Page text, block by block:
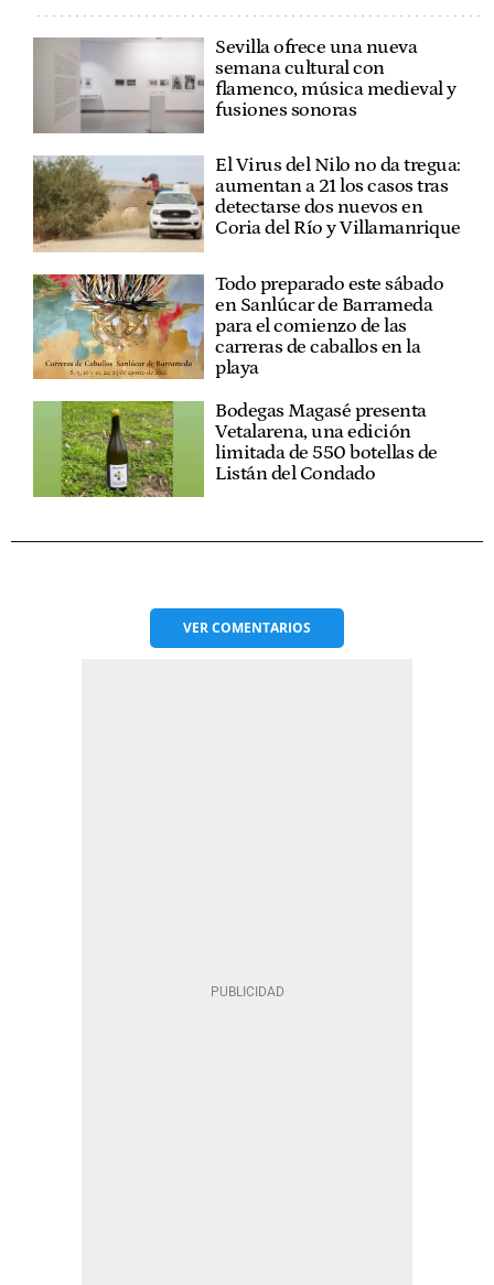
Sevilla ofrece una nueva
semana cultural con
flamenco, música medieval y
fusiones sonoras
El Virus del Nilo no da tregua:
aumentan a 21 los casos tras
detectarse dos nuevos en
Coria del Río y Villamanrique
Todo preparado este sábado
en Sanlúcar de Barrameda
para el comienzo de las
carreras de caballos en la
playa
Bodegas Magasé presenta
Vetalarena, una edición
limitada de 550 botellas de
Listán del Condado
VERCOMENTARIOS